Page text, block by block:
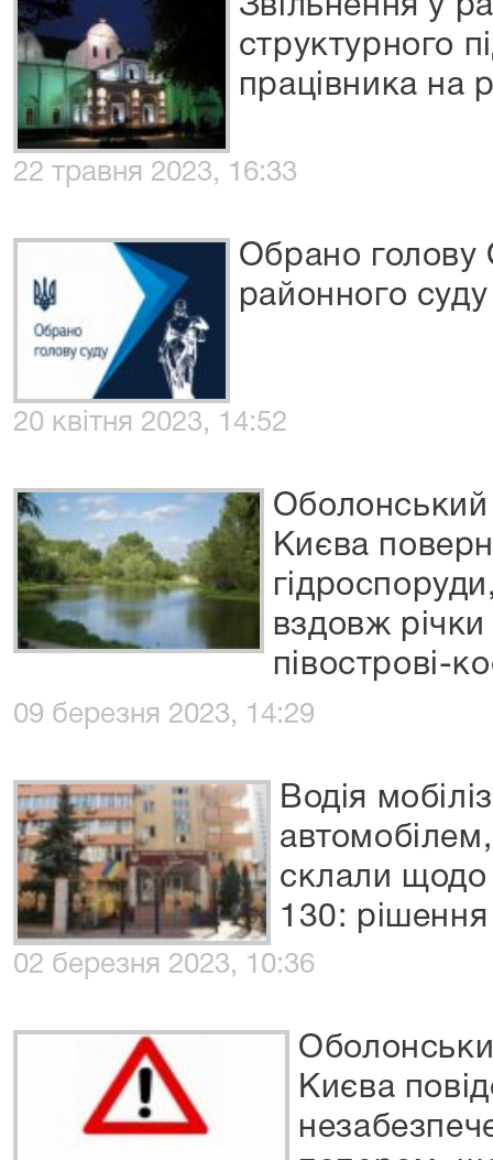
Звільнення у
структурного
працівника на
22 травня 2023, 16:33
Обрано голову
районного
20 квітня 2023, 14:52
Києва
вздовж
півострові-
09 березня 2023, 14:29
Водія
склали щодо
130: рішення
02 березня 2023, 10:36
Києва